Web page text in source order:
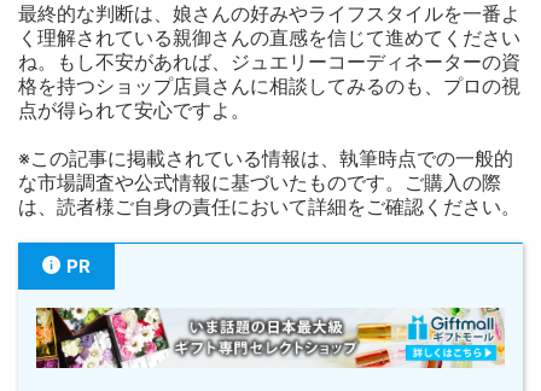
最終的な判断は、娘さんの好みやライフスタイルを一番よ
く理解されている親御さんの直感を信じて進めてください
ね。もし不安があれば、ジュエリーコーディネーターの資
格を持つショップ店員さんに相談してみるのも、プロの視
点が得られて安心ですよ。
※この記事に掲載されている情報は、執筆時点での一般的
な市場調査や公式情報に基づいたものです。ご購入の際
は、読者様ご自身の責任において詳細をご確認ください。
PR